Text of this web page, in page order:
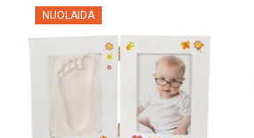
NUOLAIDA